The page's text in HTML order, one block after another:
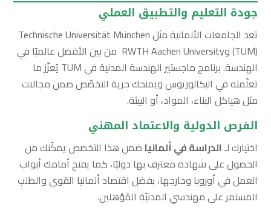
جودة التعليم والتطبيق العملي
تعد الجامعات الألمانية مثل Technische Universität München
(TUM) وRWTH Aachen University من بين الأفضل عالميًا في
الهندسة. برنامج ماجستير الهندسة المدنية في TUM يُعزّز ما
تعلّمته في البكالوريوس ويمنحك حرية التخصّص ضمن مجالات
مثل هياكل البناء، المواد، أو البيئة.
الفرص الدولية والاعتماد المهني
اختيارك لـالدراسة في ألمانيا ضمن هذا التخصص يمكّنك من
الحصول على شهادة معترف بها دوليًا، كما يفتح أمامك أبواب
العمل في أوروبا وخارجها، بفضل اقتصاد ألمانيا القوي والطلب
المستمر على مهندسي المدنيّة المُؤهلين.